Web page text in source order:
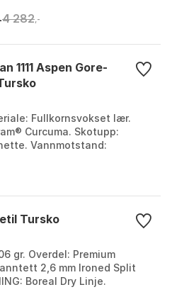
4 282 ,-
1111 Aspen Gore-
Fullkornsvokset lær.
Curcuma. Skotupp:
Vannmotstand:
EU 41, EU...
Tursko
gr. Overdel: Premium
2,6 mm Ironed Split
Boreal Dry Linje.